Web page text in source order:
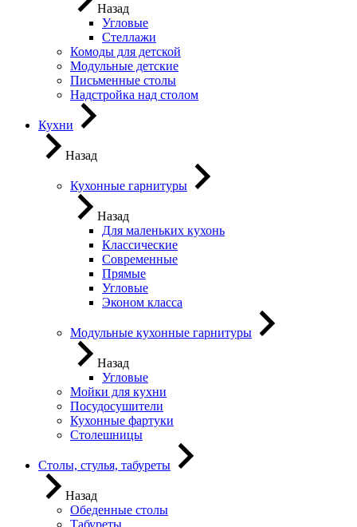
Назад
Угловые
Стеллажи
Комоды для детской
Модульные детские
Письменные столы
Надстройка над столом
Кухни
Назад
Кухонные гарнитуры
Назад
Для маленьких кухонь
Классические
Современные
Прямые
Угловые
Эконом класса
Модульные кухонные гарнитуры
Назад
Угловые
Мойки для кухни
Посудосушители
Кухонные фартуки
Столешницы
Столы, стулья, табуреты
Назад
Обеденные столы
Табуреты